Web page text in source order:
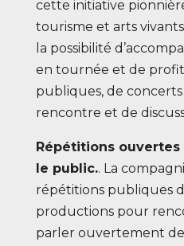
cette initiative
tourisme et arts
la possibilité
en tournée et de
publiques, de
rencontre et de
Répétitions
le public.. La
répétitions publiques
productions pour
parler ouvertement de